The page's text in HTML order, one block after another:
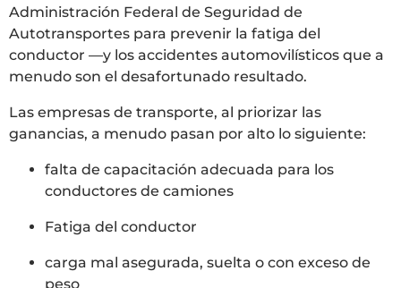
Administración Federal de Seguridad de
Autotransportes para prevenir la fatiga del
conductor —y los accidentes automovilísticos que a
menudo son el desafortunado resultado.
Las empresas de transporte, al priorizar las
ganancias, a menudo pasan por alto lo siguiente:
falta de capacitación adecuada para los
conductores de camiones
Fatiga del conductor
carga mal asegurada, suelta o con exceso de
peso